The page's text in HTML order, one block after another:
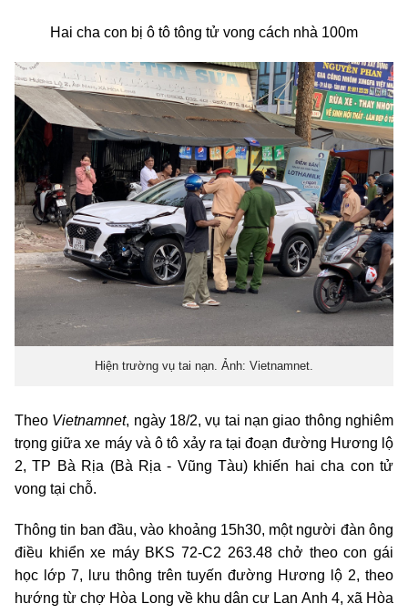
Hai cha con bị ô tô tông tử vong cách nhà 100m
Hiện trường vụ tai nạn. Ảnh: Vietnamnet.
Theo Vietnamnet, ngày 18/2, vụ tai nạn giao thông nghiêm
trọng giữa xe máy và ô tô xảy ra tại đoạn đường Hương lộ
2, TP Bà Rịa (Bà Rịa - Vũng Tàu) khiến hai cha con tử
vong tại chỗ.
Thông tin ban đầu, vào khoảng 15h30, một người đàn ông
điều khiển xe máy BKS 72-C2 263.48 chở theo con gái
học lớp 7, lưu thông trên tuyến đường Hương lộ 2, theo
hướng từ chợ Hòa Long về khu dân cư Lan Anh 4, xã Hòa